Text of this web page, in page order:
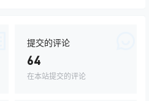
提交的评论
64
在本站提交的评论